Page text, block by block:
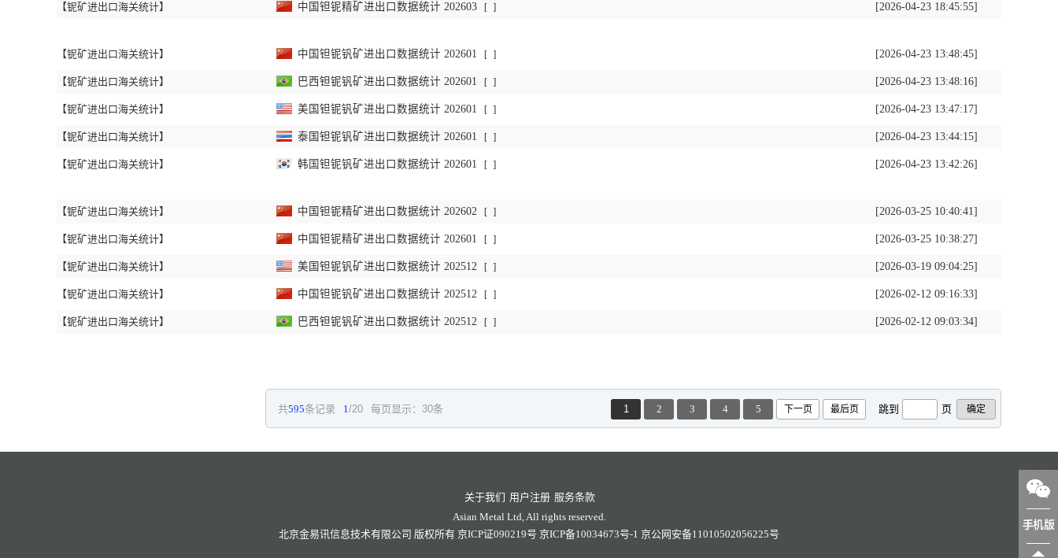
【铌矿进出口海关统计】
【铌矿进出口海关统计】
【铌矿进出口海关统计】
【铌矿进出口海关统计】
【铌矿进出口海关统计】
【铌矿进出口海关统计】
【铌矿进出口海关统计】
【铌矿进出口海关统计】
【铌矿进出口海关统计】
【铌矿进出口海关统计】
【铌矿进出口海关统计】
中国钽铌精矿进出口数据统计 202603 [ ] [2026-04-23 18:45:55]
中国钽铌钒矿进出口数据统计 202601 [ ] [2026-04-23 13:48:45]
巴西钽铌钒矿进出口数据统计 202601 [ ] [2026-04-23 13:48:16]
美国钽铌钒矿进出口数据统计 202601 [ ] [2026-04-23 13:47:17]
泰国钽铌钒矿进出口数据统计 202601 [ ] [2026-04-23 13:44:15]
韩国钽铌钒矿进出口数据统计 202601 [ ] [2026-04-23 13:42:26]
中国钽铌精矿进出口数据统计 202602 [ ] [2026-03-25 10:40:41]
中国钽铌精矿进出口数据统计 202601 [ ] [2026-03-25 10:38:27]
美国钽铌钒矿进出口数据统计 202512 [ ] [2026-03-19 09:04:25]
中国钽铌钒矿进出口数据统计 202512 [ ] [2026-02-12 09:16:33]
巴西钽铌钒矿进出口数据统计 202512 [ ] [2026-02-12 09:03:34]
共595条记录 1/20 每页显示：30条 1 2 3 4 5 下一页 最后页 跳到 页
关于我们 用户注册 服务条款
Asian Metal Ltd, All rights reserved.
北京金易讯信息技术有限公司 版权所有 京ICP证090219号 京ICP备10034673号-1 京公网安备11010502056225号